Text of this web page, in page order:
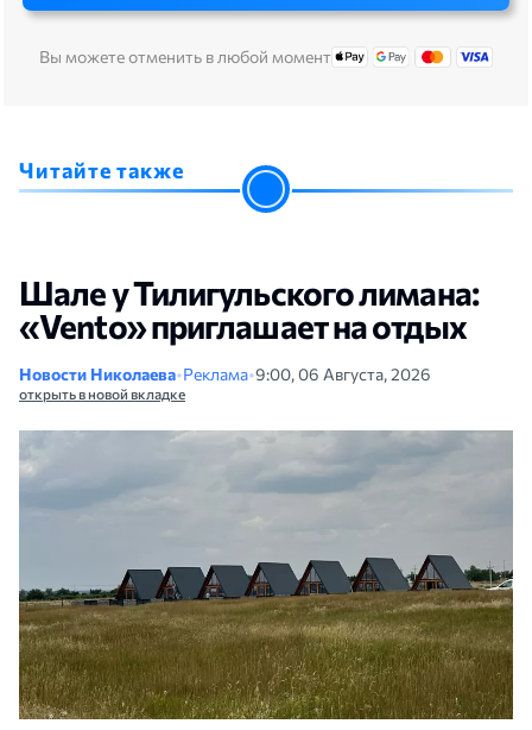
Вы можете отменить в любой момент
Читайте также
Шале у Тилигульского лимана:
«Vento» приглашает на отдых
Новости Николаева•Реклама•9:00, 06 Августа, 2026
открыть в новой вкладке